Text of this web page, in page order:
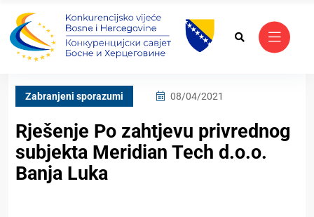
Zabranjeni sporazumi 08/04/2021
Rješenje Po zahtjevu privrednog
subjekta Meridian Tech d.o.o.
Banja Luka